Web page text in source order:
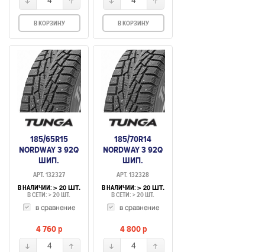
В КОРЗИНУ В КОРЗИНУ
185/65R15
NORDWAY 3 92Q
ШИП.
АРТ. 132327
В НАЛИЧИИ: > 20 ШТ.
В СЕТИ: > 20 ШТ.
в сравнение
4 760p
4
185/70R14
NORDWAY 3 92Q
ШИП.
АРТ. 132328
В НАЛИЧИИ: > 20 ШТ.
В СЕТИ: > 20 ШТ.
в сравнение
4 800p
4